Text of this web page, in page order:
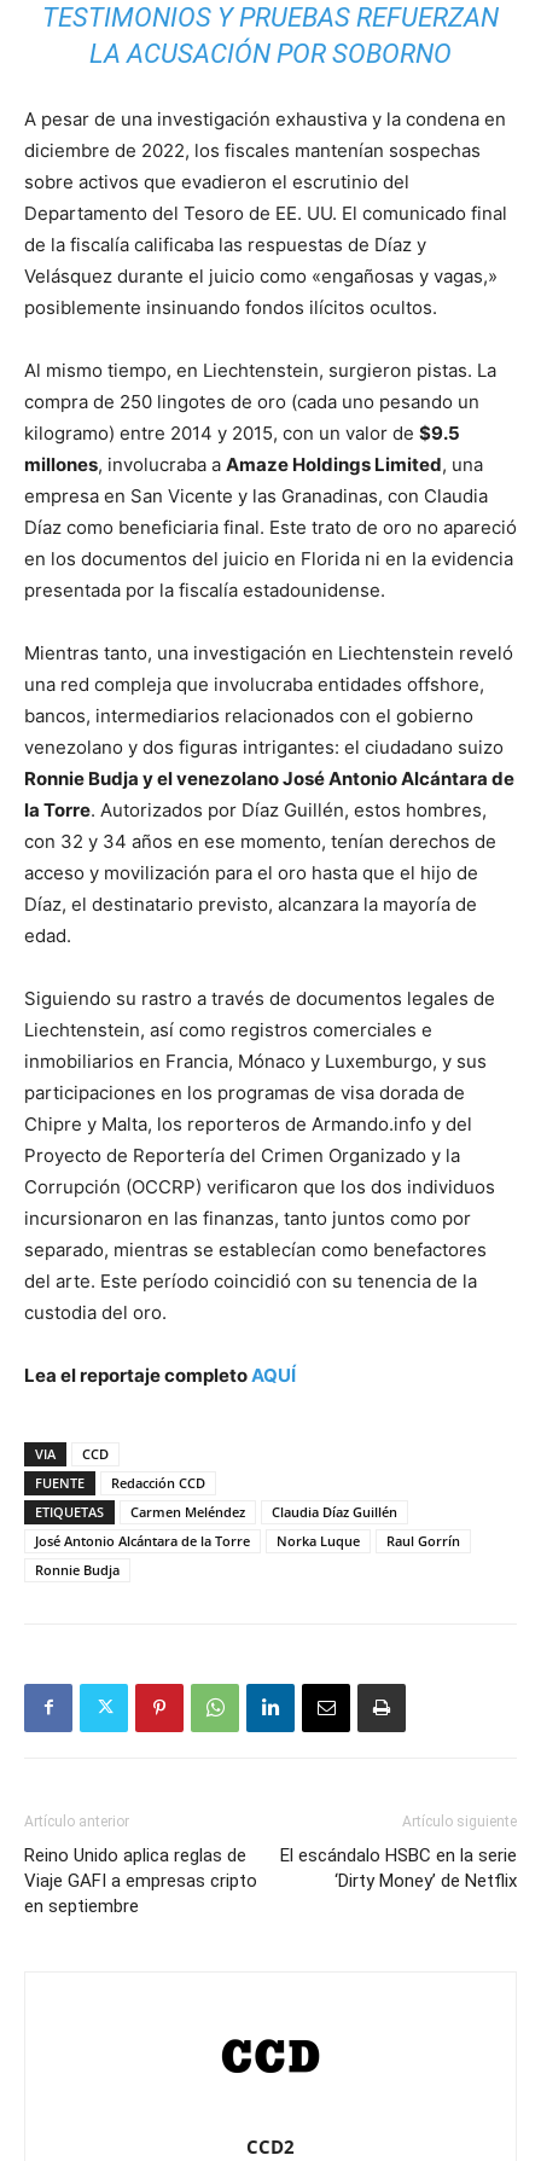
TESTIMONIOS Y PRUEBAS REFUERZAN
LA ACUSACIÓN POR SOBORNO
A pesar de una investigación exhaustiva y la condena en
diciembre de 2022, los fiscales mantenían sospechas
sobre activos que evadieron el escrutinio del
Departamento del Tesoro de EE. UU. El comunicado final
de la fiscalía calificaba las respuestas de Díaz y
Velásquez durante el juicio como «engañosas y vagas,»
posiblemente insinuando fondos ilícitos ocultos.
Al mismo tiempo, en Liechtenstein, surgieron pistas. La
compra de 250 lingotes de oro (cada uno pesando un
kilogramo) entre 2014 y 2015, con un valor de $9.5
millones, involucraba a Amaze Holdings Limited, una
empresa en San Vicente y las Granadinas, con Claudia
Díaz como beneficiaria final. Este trato de oro no apareció
en los documentos del juicio en Florida ni en la evidencia
presentada por la fiscalía estadounidense.
Mientras tanto, una investigación en Liechtenstein reveló
una red compleja que involucraba entidades offshore,
bancos, intermediarios relacionados con el gobierno
venezolano y dos figuras intrigantes: el ciudadano suizo
Ronnie Budja y el venezolano José Antonio Alcántara de
la Torre. Autorizados por Díaz Guillén, estos hombres,
con 32 y 34 años en ese momento, tenían derechos de
acceso y movilización para el oro hasta que el hijo de
Díaz, el destinatario previsto, alcanzara la mayoría de
edad.
Siguiendo su rastro a través de documentos legales de
Liechtenstein, así como registros comerciales e
inmobiliarios en Francia, Mónaco y Luxemburgo, y sus
participaciones en los programas de visa dorada de
Chipre y Malta, los reporteros de Armando.info y del
Proyecto de Reportería del Crimen Organizado y la
Corrupción (OCCRP) verificaron que los dos individuos
incursionaron en las finanzas, tanto juntos como por
separado, mientras se establecían como benefactores
del arte. Este período coincidió con su tenencia de la
custodia del oro.
Lea el reportaje completoAQUÍ
VIA
CCD
FUENTE
Redacción CCD
ETIQUETAS
Carmen Meléndez
Claudia Díaz Guillén
José Antonio Alcántara de la Torre
Norka Luque
Raul Gorrín
Ronnie Budja
Artículo anterior
Reino Unido aplica reglas de
Viaje GAFI a empresas cripto
en septiembre
Artículo siguiente
El escándalo HSBC en la serie
‘Dirty Money’ de Netflix
CCD2